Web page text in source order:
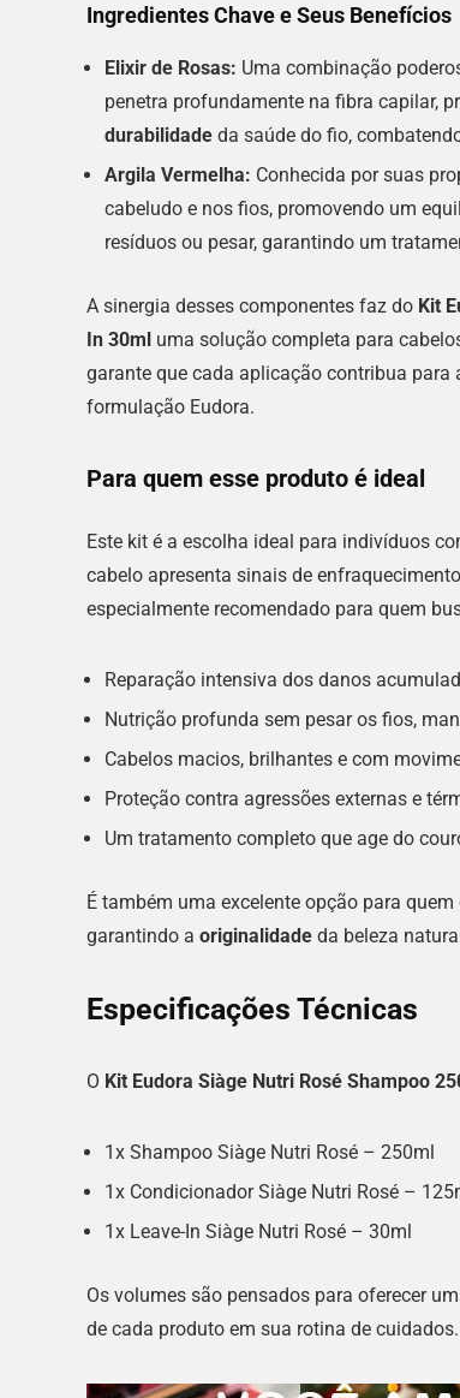
Ingredientes Chave e Seus Benefícios
Elixir de Rosas: Uma combinação
penetra profundamente na fibra capilar,
durabilidade da saúde do fio,
Argila Vermelha: Conhecida por suas
cabeludo e nos fios, promovendo um
resíduos ou pesar, garantindo um
A sinergia desses componentes faz do Kit
In 30ml uma solução completa para
garante que cada aplicação contribua para
formulação Eudora.
Para quem esse produto é ideal
Este kit é a escolha ideal para indivíduos
cabelo apresenta sinais de
especialmente recomendado para quem
Reparação intensiva dos danos
Nutrição profunda sem pesar os fios,
Cabelos macios, brilhantes e com
Proteção contra agressões externas e
Um tratamento completo que age do
É também uma excelente opção para
garantindo a originalidade da beleza
Especificações Técnicas
O Kit Eudora Siàge Nutri Rosé Shampoo
1x Shampoo Siàge Nutri Rosé – 250ml
1x Condicionador Siàge Nutri Rosé –
1x Leave-In Siàge Nutri Rosé – 30ml
Os volumes são pensados para oferecer
de cada produto em sua rotina de